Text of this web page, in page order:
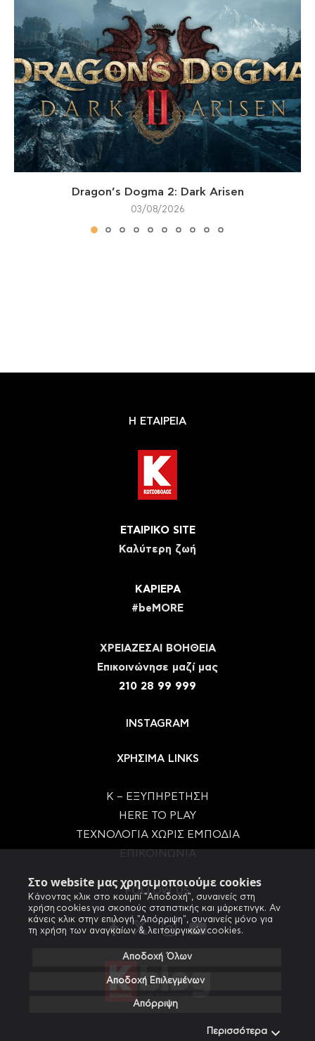
Στο website μας χρησιμοποιούμε cookies
Κάνοντας κλικ στο κουμπί "Αποδοχή", συναινείς στη
χρήση cookies για σκοπούς στατιστικής και μάρκετινγκ. Αν
κάνεις κλικ στην επιλογή "Απόρριψη", συναινείς μόνο για
τη χρήση των αναγκαίων & λειτουργικών cookies.
Αποδοχή Όλων
Αποδοχή Επιλεγμένων
Απόρριψη
Περισσότερα
Dragon’s Dogma 2: Dark Arisen
03/08/2026
Η ΕΤΑΙΡΕΙΑ
ΕΤΑΙΡΙΚΟ SITE
Καλύτερη ζωή
ΚΑΡΙΕΡΑ
#beMORE
ΧΡΕΙΑΖΕΣΑΙ ΒΟΗΘΕΙΑ
Eπικοινώνησε μαζί μας
210 28 99 999
INSTAGRAM
ΧΡΗΣΙΜΑ LINKS
Κ – ΕΞΥΠΗΡΕΤΗΣΗ
HERE TO PLAY
ΤΕΧΝΟΛΟΓΙΑ ΧΩΡΙΣ ΕΜΠΟΔΙΑ
FOLLOW US